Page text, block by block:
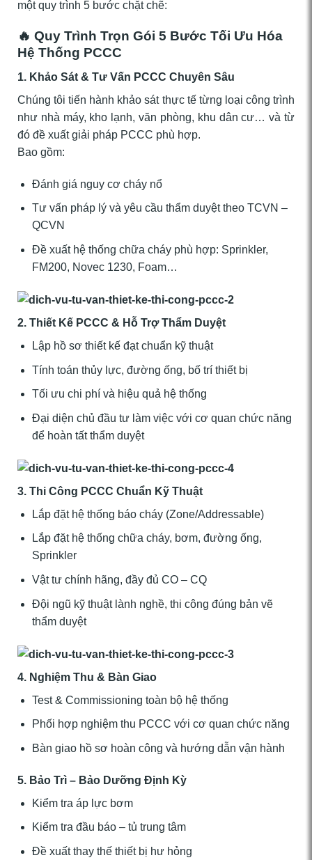
một quy trình 5 bước chặt chẽ:
🔥 Quy Trình Trọn Gói 5 Bước Tối Ưu Hóa
Hệ Thống PCCC
1. Khảo Sát & Tư Vấn PCCC Chuyên Sâu
Chúng tôi tiến hành khảo sát thực tế từng loại công trình
như nhà máy, kho lạnh, văn phòng, khu dân cư… và từ
đó đề xuất giải pháp PCCC phù hợp.
Bao gồm:
Đánh giá nguy cơ cháy nổ
Tư vấn pháp lý và yêu cầu thẩm duyệt theo TCVN –
QCVN
Đề xuất hệ thống chữa cháy phù hợp: Sprinkler,
FM200, Novec 1230, Foam…
2. Thiết Kế PCCC & Hỗ Trợ Thẩm Duyệt
Lập hồ sơ thiết kế đạt chuẩn kỹ thuật
Tính toán thủy lực, đường ống, bố trí thiết bị
Tối ưu chi phí và hiệu quả hệ thống
Đại diện chủ đầu tư làm việc với cơ quan chức năng
để hoàn tất thẩm duyệt
3. Thi Công PCCC Chuẩn Kỹ Thuật
Lắp đặt hệ thống báo cháy (Zone/Addressable)
Lắp đặt hệ thống chữa cháy, bơm, đường ống,
Sprinkler
Vật tư chính hãng, đầy đủ CO – CQ
Đội ngũ kỹ thuật lành nghề, thi công đúng bản vẽ
thẩm duyệt
4. Nghiệm Thu & Bàn Giao
Test & Commissioning toàn bộ hệ thống
Phối hợp nghiệm thu PCCC với cơ quan chức năng
Bàn giao hồ sơ hoàn công và hướng dẫn vận hành
5. Bảo Trì – Bảo Dưỡng Định Kỳ
Kiểm tra áp lực bơm
Kiểm tra đầu báo – tủ trung tâm
Đề xuất thay thế thiết bị hư hỏng